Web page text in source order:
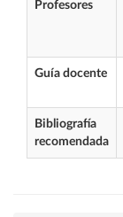
Profesores
Guía docente
Bibliografía
recomendada